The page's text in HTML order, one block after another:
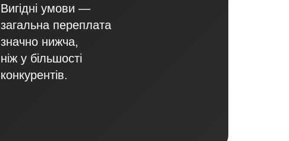
Вигідні умови —
загальна переплата
значно нижча,
ніж у більшості
конкурентів.